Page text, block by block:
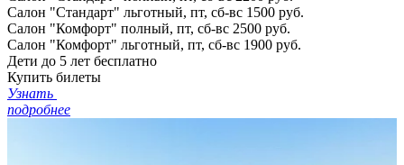
Салон "Стандарт" льготный, пт, сб-вс 1500 руб.
Салон "Комфорт" полный, пт, сб-вс 2500 руб.
Салон "Комфорт" льготный, пт, сб-вс 1900 руб.
Дети до 5 лет бесплатно
Купить билеты
Узнать
подробнее